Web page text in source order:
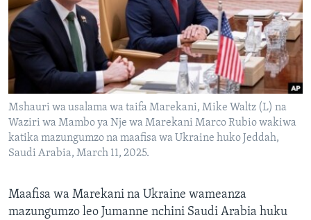
Mshauri wa usalama wa taifa Marekani, Mike Waltz (L) na
Waziri wa Mambo ya Nje wa Marekani Marco Rubio wakiwa
katika mazungumzo na maafisa wa Ukraine huko Jeddah,
Saudi Arabia, March 11, 2025.
Maafisa wa Marekani na Ukraine wameanza
mazungumzo leo Jumanne nchini Saudi Arabia huku